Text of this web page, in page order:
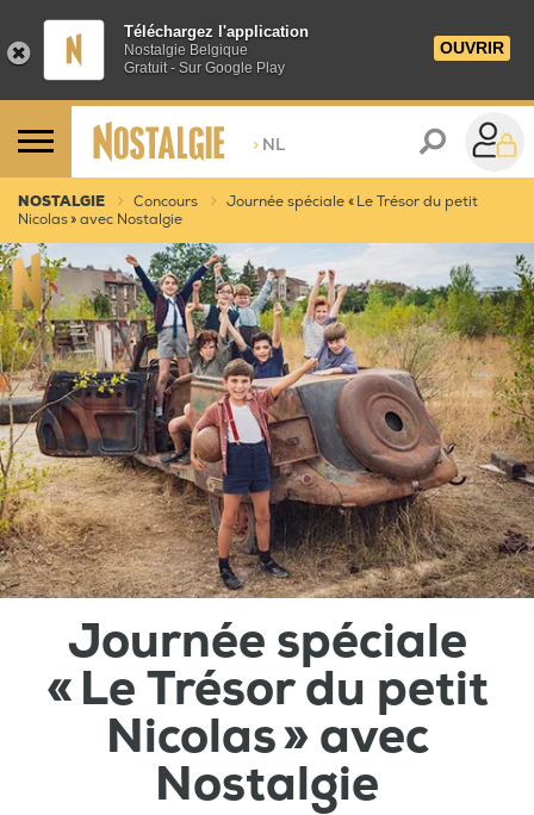
Téléchargez l'application
Nostalgie Belgique
Gratuit - Sur Google Play
OUVRIR
> NL
NOSTALGIE Concours
Journée spéciale « Le Trésor du petit
Nicolas » avec Nostalgie
Journée spéciale
« Le Trésor du petit
Nicolas » avec
Nostalgie